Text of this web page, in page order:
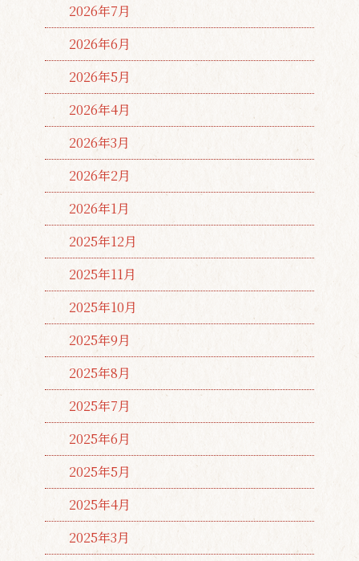
2026年7月
2026年6月
2026年5月
2026年4月
2026年3月
2026年2月
2026年1月
2025年12月
2025年11月
2025年10月
2025年9月
2025年8月
2025年7月
2025年6月
2025年5月
2025年4月
2025年3月